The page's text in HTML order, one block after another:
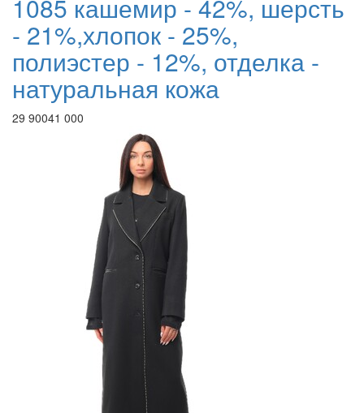
1085 кашемир - 42%, шерсть
- 21%,хлопок - 25%,
полиэстер - 12%, отделка -
натуральная кожа
29 90041 000